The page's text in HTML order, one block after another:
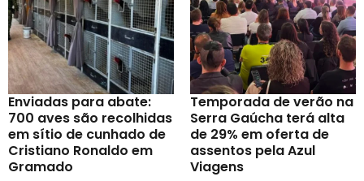
Enviadas para abate:
700 aves são recolhidas
em sítio de cunhado de
Cristiano Ronaldo em
Gramado
Temporada de verão na
Serra Gaúcha terá alta
de 29% em oferta de
assentos pela Azul
Viagens